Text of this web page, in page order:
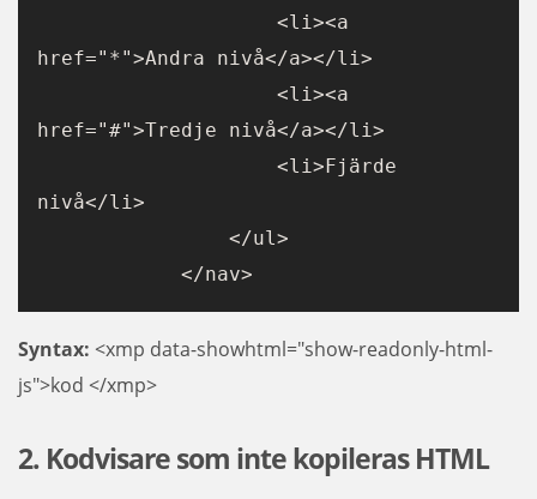
href="*">Andra nivå</a></li>
href="#">Tredje nivå</a></li>
nivå</li>
                </ul>
            </nav>
Syntax: <xmp data-showhtml="show-readonly-html-
js">kod </xmp>
2. Kodvisare som inte kopileras HTML